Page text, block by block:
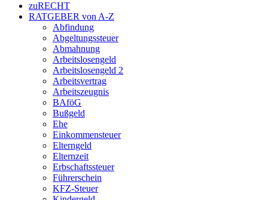
zuRECHT
RATGEBER von A-Z
Abfindung
Abgeltungssteuer
Abmahnung
Arbeitslosengeld
Arbeitslosengeld 2
Arbeitsvertrag
Arbeitszeugnis
BAföG
Bußgeld
Ehe
Einkommensteuer
Elterngeld
Elternzeit
Erbschaftssteuer
Führerschein
KFZ-Steuer